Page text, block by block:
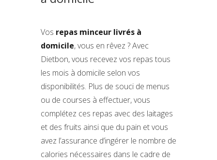
Vos repas minceur livrés à
domicile, vous en rêvez ? Avec
Dietbon, vous recevez vos repas tous
les mois à domicile selon vos
disponibilités. Plus de souci de menus
ou de courses à effectuer, vous
complétez ces repas avec des laitages
et des fruits ainsi que du pain et vous
avez l’assurance d’ingérer le nombre de
calories nécessaires dans le cadre de